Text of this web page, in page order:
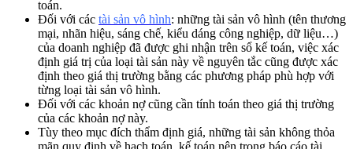
toán.
Đối với các tài sản vô hình: những tài sản vô hình (tên thương
mại, nhãn hiệu, sáng chế, kiểu dáng công nghiệp, dữ liệu…)
của doanh nghiệp đã được ghi nhận trên sổ kế toán, việc xác
định giá trị của loại tài sản này về nguyên tắc cũng được xác
định theo giá thị trường bằng các phương pháp phù hợp với
từng loại tài sản vô hình.
Đối với các khoản nợ cũng cần tính toán theo giá thị trường
của các khoản nợ này.
Tùy theo mục đích thẩm định giá, những tài sản không thỏa
mãn quy định về hạch toán, kế toán nên trong báo cáo tài